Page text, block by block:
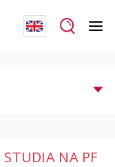
STUDIA NA PF